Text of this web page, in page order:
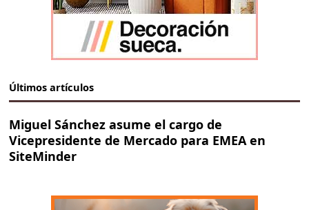
Últimos artículos
Miguel Sánchez asume el cargo de
Vicepresidente de Mercado para EMEA en
SiteMinder